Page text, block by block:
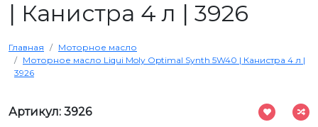
| Канистра 4 л | 3926
Главная
Моторное масло
Моторное масло Liqui Moly Optimal Synth 5W40 | Канистра 4 л |
3926
Артикул: 3926